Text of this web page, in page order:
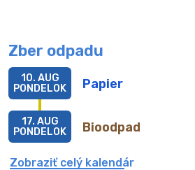
Zber odpadu
Papier
10. AUG
PONDELOK
Bioodpad
17. AUG
PONDELOK
Zobraziť celý kalendár